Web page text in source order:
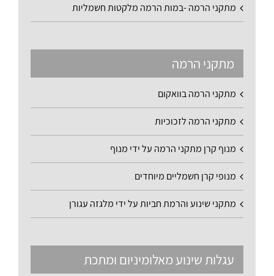
מתקני הרמה -במות הרמה מלקטות חשמליות
מתקני הרמה
מתקני הרמה בוואקום
מתקני הרמה לזכוכיות
מנוף קרן מתקני הרמה על ידי מנוף
מנופי קרן חשמליים מיוחדים
מתקני שינוע והרמת חביות על ידי מלגזה עגורן
עגלות שינוע מאלומיניום ומתכת